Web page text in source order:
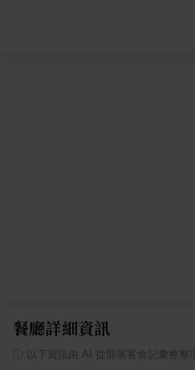
餐廳詳細資訊
以下資訊由 AI 從部落客食記彙整整理